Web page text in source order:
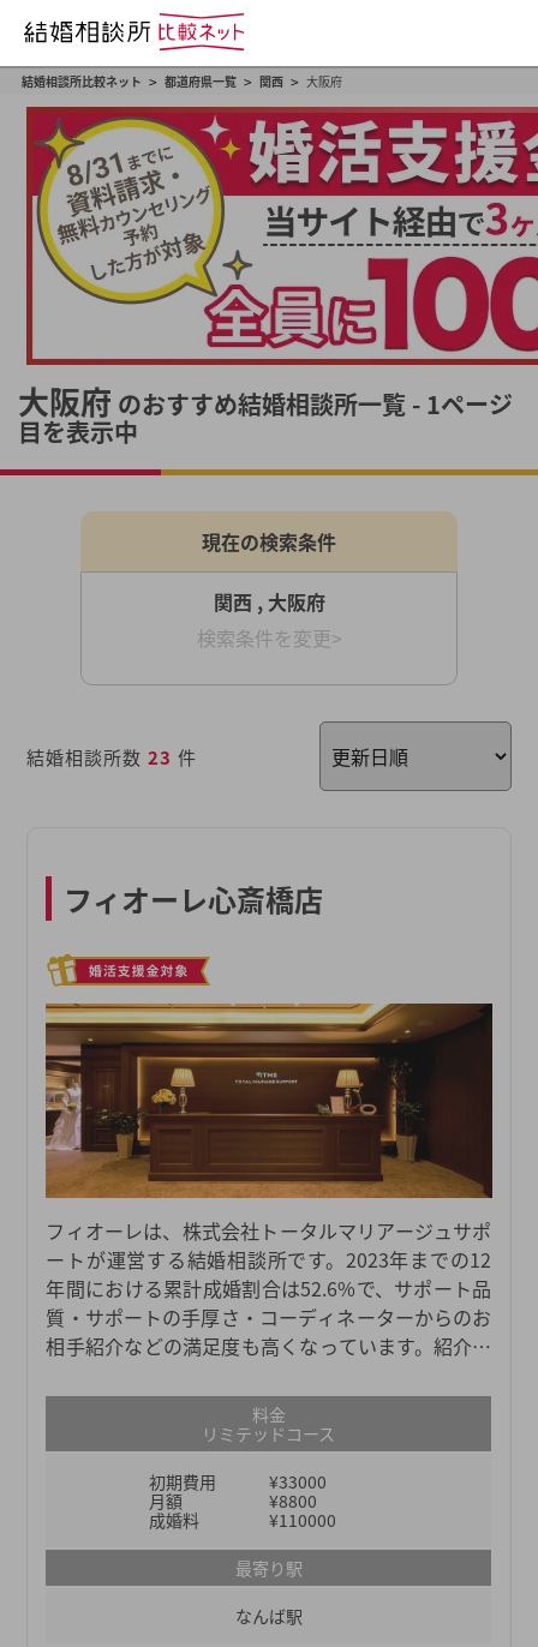
結婚相談所比較ネット > 都道府県一覧 > 関西 > 大阪府
大阪府 のおすすめ結婚相談所一覧 - 1ページ
目を表示中
現在の検索条件
関西 , 大阪府
検索条件を変更>
結婚相談所数 23 件
フィオーレ心斎橋店
フィオーレは、株式会社トータルマリアージュサポ
ートが運営する結婚相談所です。2023年までの12
年間における累計成婚割合は52.6%で、サポート品
質・サポートの手厚さ・コーディネーターからのお
相手紹介などの満足度も高くなっています。紹介対
希望条件に合ったお相手と出会える可能性も高いで
す。年齢層は男女ともに20～30代が多く、大学・大
学院卒の方が約60%を占めています。フィオーレは
「成婚にこだわった婚活サービスを提供する」をコ
ンセプトにしていますが、挙式や新居、ライフプラ
ンニングなどの成婚後のサービスも魅力です。
料金
リミテッドコース
初期費用
¥33000
月額
¥8800
成婚料
¥110000
最寄り駅
なんば駅